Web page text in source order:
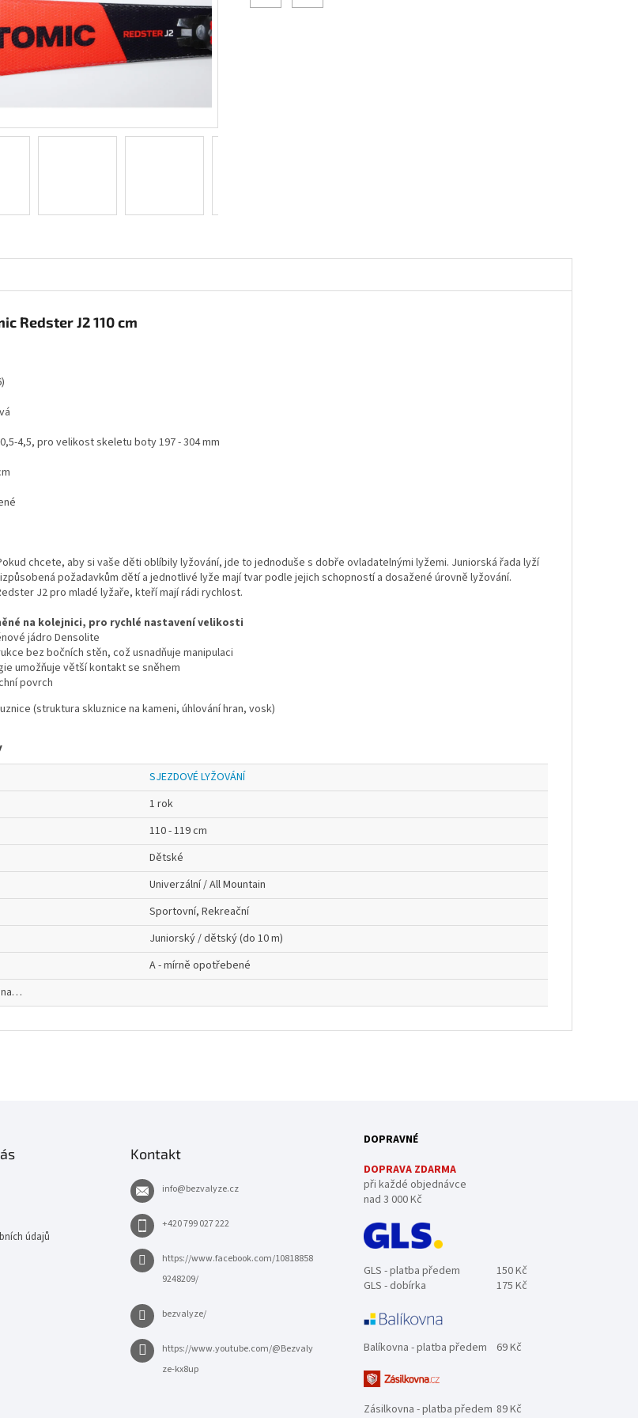
Redster J2 110 cm
0,5-4,5, pro velikost skeletu boty 197 - 304 mm
chcete, aby si vaše děti oblíbily lyžování, jde to jednoduše s dobře ovladatelnými lyžemi. Juniorská řada lyží
požadavkům dětí a jednotlivé lyže mají tvar podle jejich schopností a dosažené úrovně lyžování.
J2 pro mladé lyžaře, kteří mají rádi rychlost.
na kolejnici, pro rychlé nastavení velikosti
jádro Densolite
bez bočních stěn, což usnadňuje manipulaci
umožňuje větší kontakt se sněhem
povrch
(struktura skluznice na kameni, úhlování hran, vosk)
SJEZDOVÉ LYŽOVÁNÍ
1 rok
110 - 119 cm
Dětské
Univerzální / All Mountain
Sportovní, Rekreační
Juniorský / dětský (do 10 m)
A - mírně opotřebené
údajů
Kontakt
info@bezvalyze.cz
+420 799 027 222
https://www.facebook.com/10818858
9248209/
bezvalyze/
https://www.youtube.com/@Bezvaly
ze-kx8up
DOPRAVNÉ
DOPRAVA ZDARMA
při každé objednávce
nad 3 000 Kč
GLS - platba předem
150 Kč
GLS - dobírka
175 Kč
Balíkovna - platba předem 69 Kč
Zásilkovna - platba předem 89 Kč